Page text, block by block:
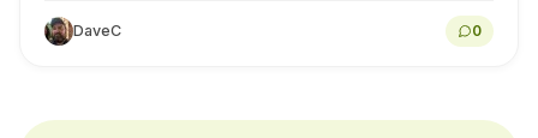
specifications, detachable-control design, 8.8-inch 144Hz
AMOLED display, Intel Arc...
DaveC 0